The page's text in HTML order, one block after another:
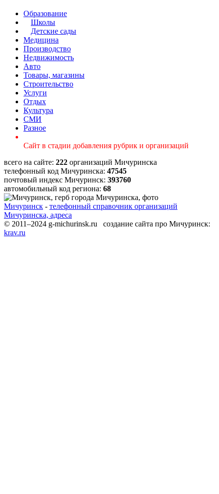
Образование
Школы
Детские сады
Медицина
Производство
Недвижимость
Авто
Товары, магазины
Строительство
Услуги
Отдых
Культура
СМИ
Разное
Сайт в стадии добавления рубрик и организаций
всего на сайте: 222 организаций Мичуринска
телефонный код Мичуринска: 47545
почтовый индекс Мичуринск: 393760
автомобильный код региона: 68
Мичуринск - телефонный справочник организаций
Мичуринска, адреса
© 2011–2024 g-michurinsk.ru создание сайта про Мичуринск:
krav.ru